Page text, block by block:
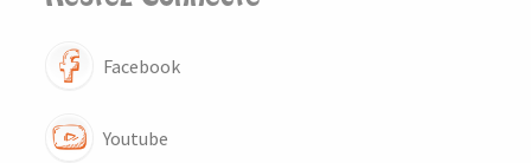
Facebook
Youtube